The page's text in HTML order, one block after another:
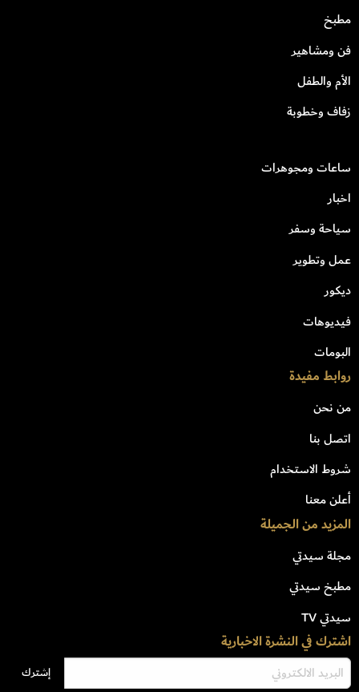
مطبخ
فن ومشاهير
الأم والطفل
زفاف وخطوبة
ساعات ومجوهرات
اخبار
سياحة وسفر
عمل وتطوير
ديكور
فيديوهات
البومات
روابط مفيدة
من نحن
اتصل بنا
شروط الاستخدام
أعلن معنا
المزيد من الجميلة
مجلة سيدتي
مطبخ سيدتي
سيدتي TV
اشترك في النشرة الاخبارية